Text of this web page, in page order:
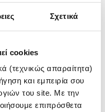
Σχετικά
cookies
(τεχνικώς απαραίτητα)
και εμπειρία σου
του site. Με την
επιπρόσθετα